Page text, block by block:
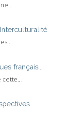
français...